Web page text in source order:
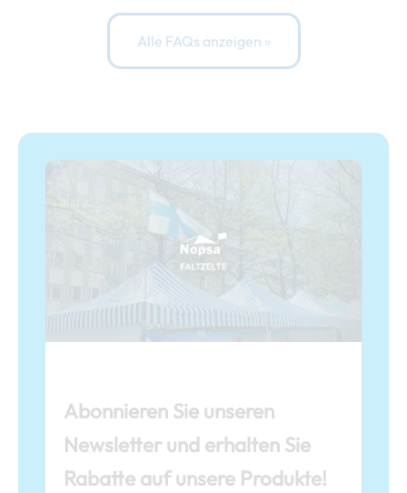
Alle FAQs anzeigen »
Abonnieren Sie unseren
Newsletter und erhalten Sie
Rabatte auf unsere Produkte!